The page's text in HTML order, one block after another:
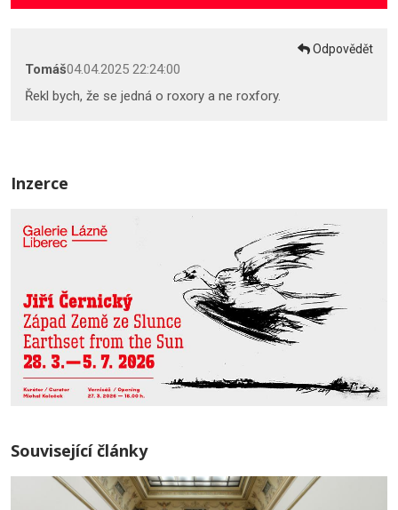
Tomáš04.04.2025 22:24:00
Odpovědět
Řekl bych, že se jedná o roxory a ne roxfory.
Inzerce
Související články